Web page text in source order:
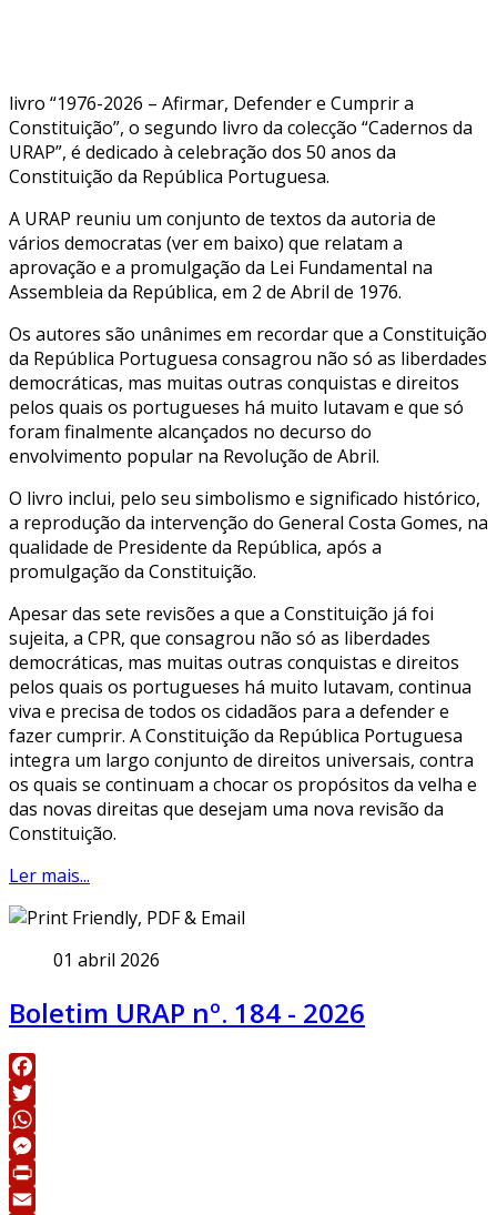
livro “1976-2026 – Afirmar, Defender e Cumprir a
Constituição”, o segundo livro da colecção “Cadernos da
URAP”, é dedicado à celebração dos 50 anos da
Constituição da República Portuguesa.
A URAP reuniu um conjunto de textos da autoria de
vários democratas (ver em baixo) que relatam a
aprovação e a promulgação da Lei Fundamental na
Assembleia da República, em 2 de Abril de 1976.
Os autores são unânimes em recordar que a Constituição
da República Portuguesa consagrou não só as liberdades
democráticas, mas muitas outras conquistas e direitos
pelos quais os portugueses há muito lutavam e que só
foram finalmente alcançados no decurso do
envolvimento popular na Revolução de Abril.
O livro inclui, pelo seu simbolismo e significado histórico,
a reprodução da intervenção do General Costa Gomes, na
qualidade de Presidente da República, após a
promulgação da Constituição.
Apesar das sete revisões a que a Constituição já foi
sujeita, a CPR, que consagrou não só as liberdades
democráticas, mas muitas outras conquistas e direitos
pelos quais os portugueses há muito lutavam, continua
viva e precisa de todos os cidadãos para a defender e
fazer cumprir. A Constituição da República Portuguesa
integra um largo conjunto de direitos universais, contra
os quais se continuam a chocar os propósitos da velha e
das novas direitas que desejam uma nova revisão da
Constituição.
Ler mais...
01 abril 2026
Boletim URAP nº. 184 - 2026
Facebook
Twitter
WhatsApp
Messenger
Print